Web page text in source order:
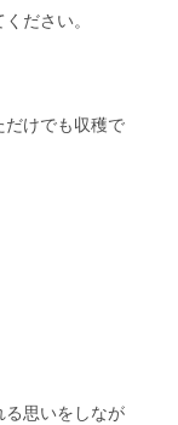
ださい。
だけでも収穫で
る思いをしなが